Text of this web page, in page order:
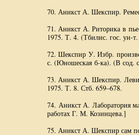
70. Аникст А. Шекспир.
71. Аникст А. Риторика в
1975. Т. 4. (Тбилис. гос. ун-т
72. Шекспир У. Избр.
с. (Юношеская б-ка). (В сод.
73. Аникст А. Шекспир.
1975. Т. 8. Стб. 659–678.
74. Аникст А. Лаборатория
работах Г. М. Козинцева.]
75. Аникст А. Шекспир сам